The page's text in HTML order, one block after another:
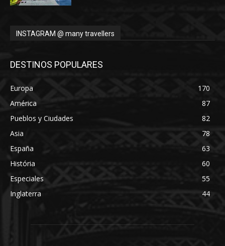
INSTAGRAM @ many travellers
DESTINOS POPULARES
Europa
170
América
87
Pueblos y Ciudades
82
Asia
78
España
63
História
60
Especiales
55
Inglaterra
44